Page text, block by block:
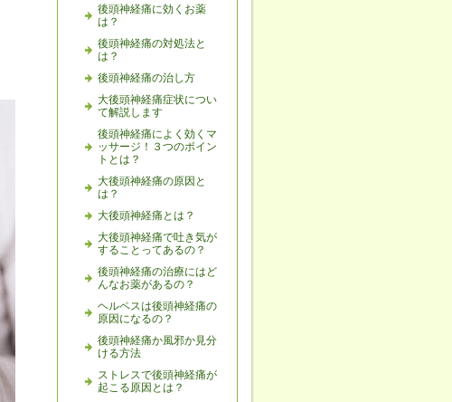
後頭神経痛に効くお薬
は？
後頭神経痛の対処法と
は？
後頭神経痛の治し方
大後頭神経痛症状につい
て解説します
後頭神経痛によく効くマ
ッサージ！３つのポイン
トとは？
大後頭神経痛の原因と
は？
大後頭神経痛とは？
大後頭神経痛で吐き気が
することってあるの？
後頭神経痛の治療にはど
んなお薬があるの？
ヘルペスは後頭神経痛の
原因になるの？
後頭神経痛か風邪か見分
ける方法
ストレスで後頭神経痛が
起こる原因とは？